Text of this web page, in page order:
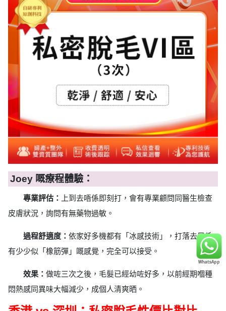
Joey 嘅療程體驗：
專業評估：
上到去唔係即刻打，會有專業顧問同醫生檢查
皮膚狀況，詢問有無藥物過敏。
過程舒適度： 依家好多機都有「冰感技術」，打落去只係
有少少似「橡筋彈」嘅感覺，完全可以接受。
效果： 做咗三次之後，毛髮已經幼咗好多，以前經期嗰種
悶熱感同異味大幅減少，成個人清爽晒。